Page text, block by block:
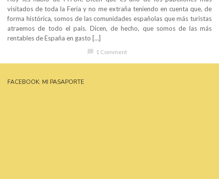
visitados de toda la Feria y no me extraña teniendo en cuenta que, de
forma histórica, somos de las comunidades españolas que más turistas
atraemos de todo el país. Dicen, de hecho, que somos de las más
rentables de España en gasto […]
chat_bubble 1 Comment
FACEBOOK: MI PASAPORTE